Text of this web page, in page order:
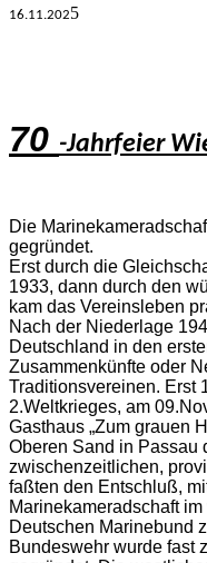
16.11.2025
70 -Jahrfeier
Die
gegründet.
Erst durch die
1933, dann durch den
kam das Vereinsleben
Nach der Niederlage
Deutschland in den
Zusammenkünfte oder
Traditionsvereinen. Erst
2.Weltkrieges, am
Gasthaus „Zum grauen
Oberen Sand in Passau
zwischenzeitlichen,
faßten den Entschluß,
Marinekameradschaft
Deutschen Marinebund
Bundeswehr wurde fast